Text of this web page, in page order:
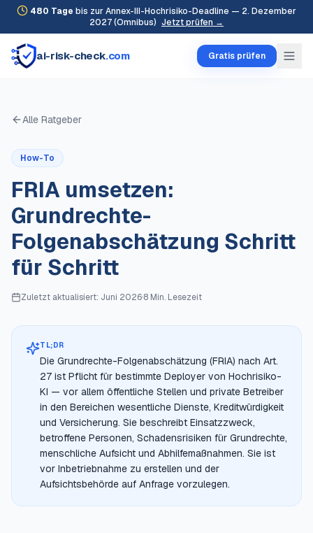
480 Tage bis zur Annex-III-Hochrisiko-Deadline — 2. Dezember
2027 (Omnibus) Jetzt prüfen →
ai-risk-check.com Gratis prüfen
Alle Ratgeber
How-To
FRIA umsetzen:
Grundrechte-
Folgenabschätzung Schritt
für Schritt
Zuletzt aktualisiert: Juni 2026·8 Min. Lesezeit
TL;DR
Die Grundrechte-Folgenabschätzung (FRIA) nach Art.
27 ist Pflicht für bestimmte Deployer von Hochrisiko-
KI — vor allem öffentliche Stellen und private Betreiber
in den Bereichen wesentliche Dienste, Kreditwürdigkeit
und Versicherung. Sie beschreibt Einsatzzweck,
betroffene Personen, Schadensrisiken für Grundrechte,
menschliche Aufsicht und Abhilfemaßnahmen. Sie ist
vor Inbetriebnahme zu erstellen und der
Aufsichtsbehörde auf Anfrage vorzulegen.